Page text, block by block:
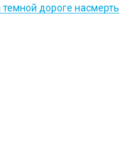
дороге насмерть